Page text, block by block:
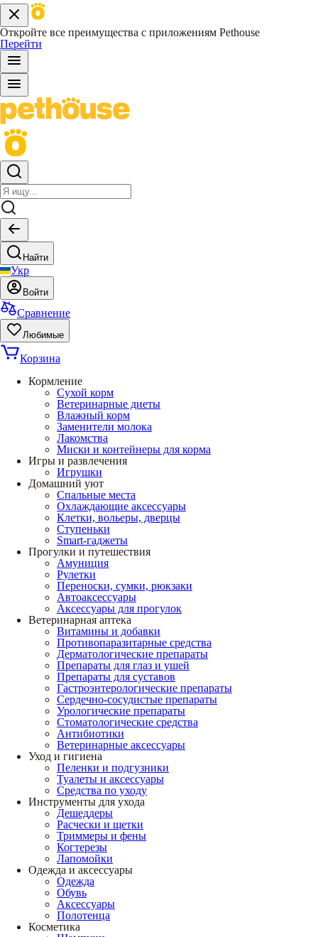
Откройте все преимущества с приложениям Pethouse
Перейти
Найти
Укр
Войти
Сравнение
Любимые
Корзина
Кормление
Сухой корм
Ветеринарные диеты
Влажный корм
Заменители молока
Лакомства
Миски и контейнеры для корма
Игры и развлечения
Игрушки
Домашний уют
Спальные места
Охлаждающие аксессуары
Клетки, вольеры, дверцы
Ступеньки
Smart-гаджеты
Прогулки и путешествия
Амуниция
Рулетки
Переноски, сумки, рюкзаки
Автоаксессуары
Аксессуары для прогулок
Ветеринарная аптека
Витамины и добавки
Противопаразитарные средства
Дерматологические препараты
Препараты для глаз и ушей
Препараты для суставов
Гастроэнтерологические препараты
Сердечно-сосудистые препараты
Урологические препараты
Стоматологические средства
Антибиотики
Ветеринарные аксессуары
Уход и гигиена
Пеленки и подгузники
Туалеты и аксессуары
Средства по уходу
Инструменты для ухода
Дешеддеры
Расчески и щетки
Триммеры и фены
Когтерезы
Лапомойки
Одежда и аксессуары
Одежда
Обувь
Аксессуары
Полотенца
Косметика